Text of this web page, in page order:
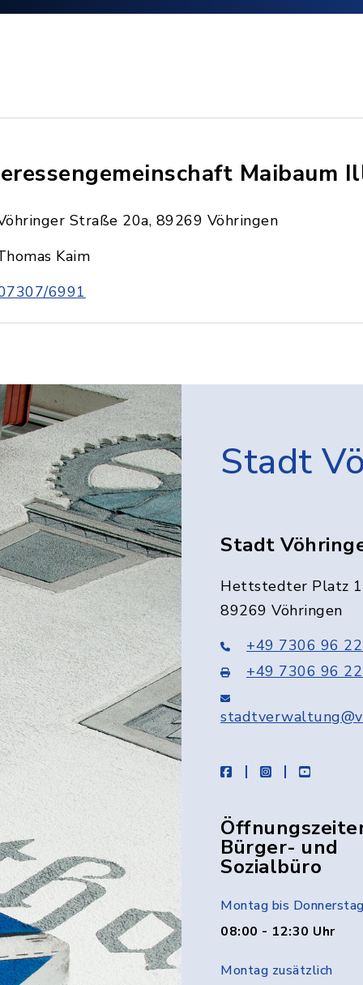
Maibaum
Straße 20a, 89269 Vöhringen
Kaim
6991
Stadt
Stadt
Hettstedter Platz 1
89269 Vöhringen
+49 7306 96
+49 7306 96
facebookinstagramyoutube
Bürger- und
Sozialbüro
Montag bis Donnerstag
08:00 - 12:30 Uhr
Montag zusätzlich